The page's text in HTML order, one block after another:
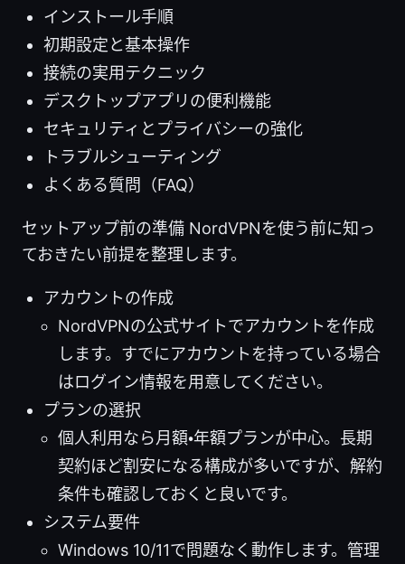
インストール手順
初期設定と基本操作
接続の実用テクニック
デスクトップアプリの便利機能
セキュリティとプライバシーの強化
トラブルシューティング
よくある質問（FAQ）
セットアップ前の準備 NordVPNを使う前に知っ
ておきたい前提を整理します。
アカウントの作成
NordVPNの公式サイトでアカウントを作成
します。すでにアカウントを持っている場合
はログイン情報を用意してください。
プランの選択
個人利用なら月額・年額プランが中心。長期
契約ほど割安になる構成が多いですが、解約
条件も確認しておくと良いです。
システム要件
Windows 10/11で問題なく動作します。管理